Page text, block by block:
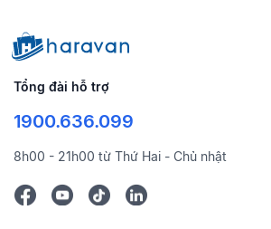
Tổng đài hỗ trợ
1900.636.099
8h00 - 21h00 từ Thứ Hai - Chủ nhật